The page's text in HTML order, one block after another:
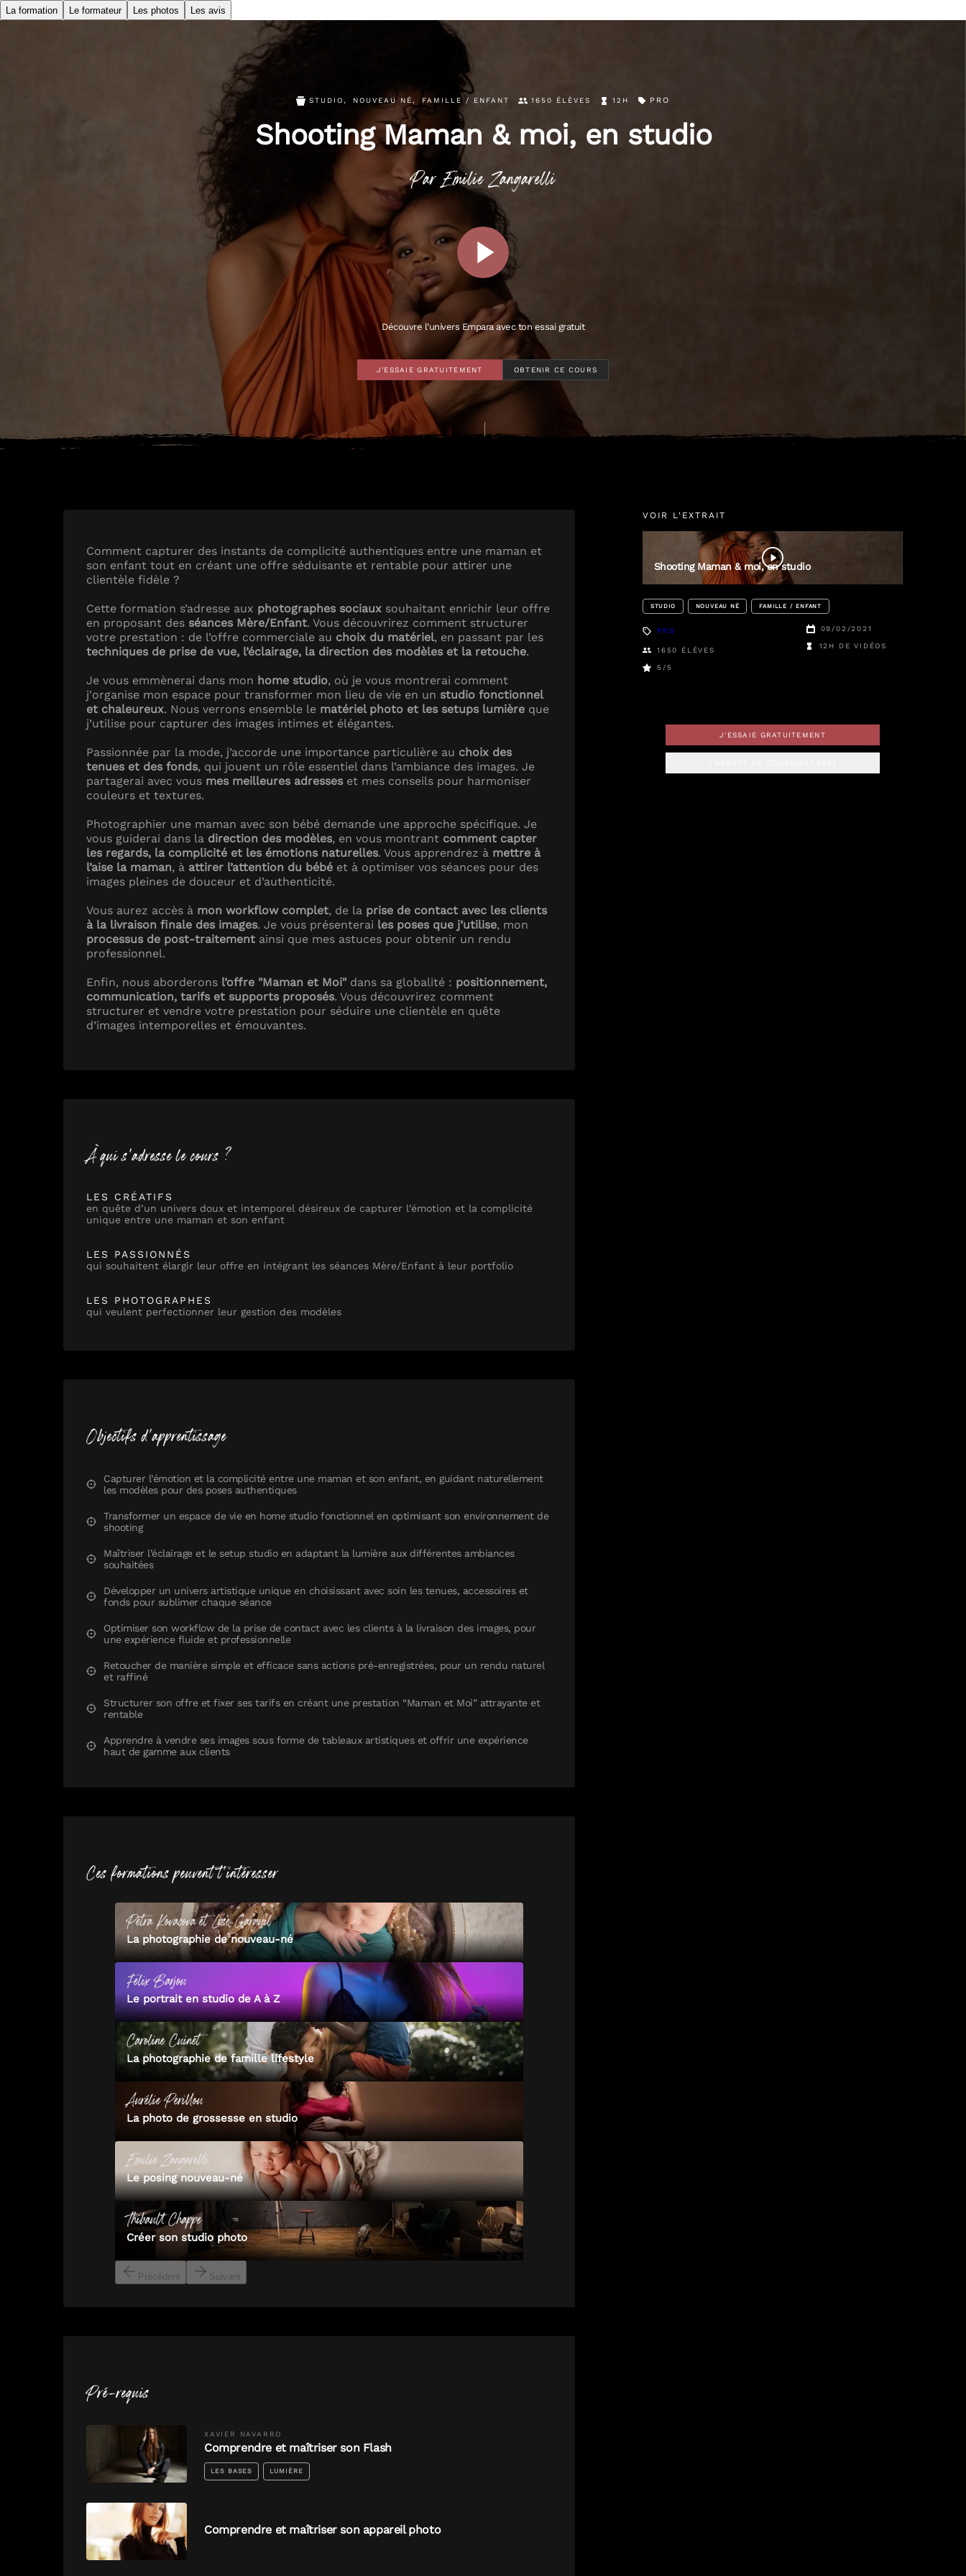
La formation Le formateur Les photos Les avis
STUDIO , NOUVEAU NÉ , FAMILLE / ENFANT 1650 ÉLÈVES 12H PRO
Shooting Maman & moi, en studio
ParEmilieZangarelli
Découvre l'univers Empara avec ton essai gratuit
J'ESSAIE GRATUITEMENT OBTENIR CE COURS
Comment capturer des instants de complicité authentiques entre une maman et
son enfant tout en créant une offre séduisante et rentable pour attirer une
clientèle fidèle ?
Cette formation s’adresse aux photographes sociaux souhaitant enrichir leur offre
en proposant des séances Mère/Enfant. Vous découvrirez comment structurer
votre prestation : de l’offre commerciale au choix du matériel, en passant par les
techniques de prise de vue, l’éclairage, la direction des modèles et la retouche.
Je vous emmènerai dans mon home studio, où je vous montrerai comment
j'organise mon espace pour transformer mon lieu de vie en un studio fonctionnel
et chaleureux. Nous verrons ensemble le matériel photo et les setups lumière que
j’utilise pour capturer des images intimes et élégantes.
Passionnée par la mode, j’accorde une importance particulière au choix des
tenues et des fonds, qui jouent un rôle essentiel dans l’ambiance des images. Je
partagerai avec vous mes meilleures adresses et mes conseils pour harmoniser
couleurs et textures.
Photographier une maman avec son bébé demande une approche spécifique. Je
vous guiderai dans la direction des modèles, en vous montrant comment capter
les regards, la complicité et les émotions naturelles. Vous apprendrez à mettre à
l’aise la maman, à attirer l’attention du bébé et à optimiser vos séances pour des
images pleines de douceur et d’authenticité.
Vous aurez accès à mon workflow complet, de la prise de contact avec les clients
à la livraison finale des images. Je vous présenterai les poses que j’utilise, mon
processus de post-traitement ainsi que mes astuces pour obtenir un rendu
professionnel.
Enfin, nous aborderons l’offre "Maman et Moi" dans sa globalité : positionnement,
communication, tarifs et supports proposés. Vous découvrirez comment
structurer et vendre votre prestation pour séduire une clientèle en quête
d’images intemporelles et émouvantes.
À qui s'adresse le cours ?
LES CRÉATIFS
en quête d’un univers doux et intemporel désireux de capturer l’émotion et la complicité
unique entre une maman et son enfant
LES PASSIONNÉS
qui souhaitent élargir leur offre en intégrant les séances Mère/Enfant à leur portfolio
LES PHOTOGRAPHES
qui veulent perfectionner leur gestion des modèles
Objectifs d'apprentissage
Capturer l’émotion et la complicité entre une maman et son enfant, en guidant naturellement
les modèles pour des poses authentiques
Transformer un espace de vie en home studio fonctionnel en optimisant son environnement de
shooting
Maîtriser l’éclairage et le setup studio en adaptant la lumière aux différentes ambiances
souhaitées
Développer un univers artistique unique en choisissant avec soin les tenues, accessoires et
fonds pour sublimer chaque séance
Optimiser son workflow de la prise de contact avec les clients à la livraison des images, pour
une expérience fluide et professionnelle
Retoucher de manière simple et efficace sans actions pré-enregistrées, pour un rendu naturel
et raffiné
Structurer son offre et fixer ses tarifs en créant une prestation “Maman et Moi” attrayante et
rentable
Apprendre à vendre ses images sous forme de tableaux artistiques et offrir une expérience
haut de gamme aux clients
Ces formations peuvent t'intéresser
PetraKovacovaetLiseGarguil
La photographie de nouveau-né
FelixBarjou
Le portrait en studio de A à Z
CarolineCuinet
La photographie de famille lifestyle
AuréliePerillou
La photo de grossesse en studio
EmilieZangarelli
Le posing nouveau-né
ThibaultChappe
Créer son studio photo
Précédent Suivant
Pré-requis
XAVIER NAVARRO
Comprendre et maîtriser son Flash
LES BASES LUMIÈRE
Comprendre et maîtriser son appareil photo
VOIR L'EXTRAIT
Zangarelli
Shooting Maman & moi, en studio
STUDIO NOUVEAU NÉ FAMILLE / ENFANT
PRO
1650 ÉLÈVES
5 /5
09/02/2021
12H DE VIDÉOS
J'ESSAIE GRATUITEMENT